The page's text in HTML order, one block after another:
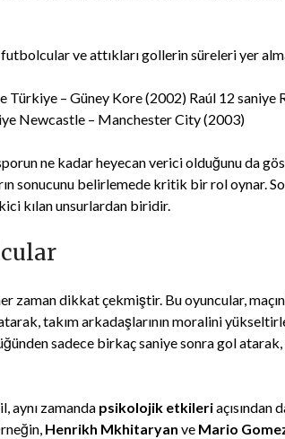
ve attıkları gollerin süreleri yer
– Güney Kore (2002) Raúl 12 saniye
Newcastle – Manchester City (2003)
ne kadar heyecan verici olduğunu da
sonucunu belirlemede kritik bir rol oynar.
kılan unsurlardan biridir.
zaman dikkat çekmiştir. Bu oyuncular,
takım arkadaşlarının moralini
sadece birkaç saniye sonra gol
aynı zamanda psikolojik etkileriaçısından
Henrikh Mkhitaryan ve Mario